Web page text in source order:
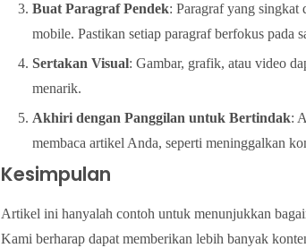
Buat Paragraf Pendek: Paragraf yang singkat
mobile. Pastikan setiap paragraf berfokus pada
Sertakan Visual: Gambar, grafik, atau video
menarik.
Akhiri dengan Panggilan untuk Bertindak:
membaca artikel Anda, seperti meninggalkan
Kesimpulan
Artikel ini hanyalah contoh untuk menunjukkan
Kami berharap dapat memberikan lebih banyak